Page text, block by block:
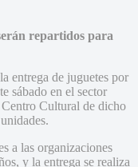
repartidos para
entrega de juguetes por
sábado en el sector
Cultural de dicho
a las organizaciones
y la entrega se realiza